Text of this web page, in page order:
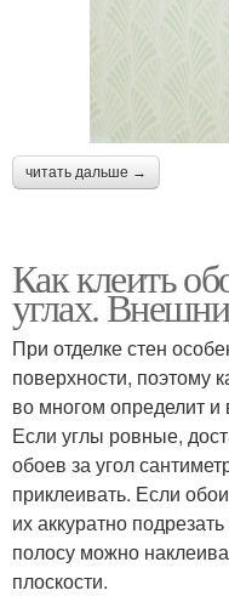
читать дальше →
Как клеить
углах.
При отделке стен
поверхности, поэтому
во многом определит
Если углы ровные,
обоев за угол
приклеивать. Если
их аккуратно
полосу можно
плоскости.